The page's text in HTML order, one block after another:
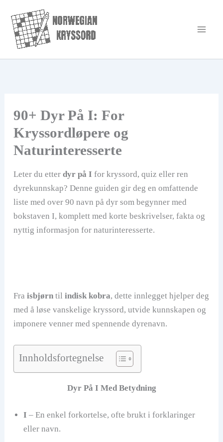
rett
innholdet
90+ Dyr På I: For
Kryssordløpere og
Naturinteresserte
Leter du etter dyr på I for kryssord, quiz eller ren
dyrekunnskap? Denne guiden gir deg en omfattende
liste med over 90 navn på dyr som begynner med
bokstaven I, komplett med korte beskrivelser, fakta og
nyttig informasjon for naturinteresserte.
Fra isbjørntil indisk kobra, dette innlegget hjelper deg
med å løse vanskelige kryssord, utvide kunnskapen og
imponere venner med spennende dyrenavn.
Innholdsfortegnelse
Dyr På I Med Betydning
I – En enkel forkortelse, ofte brukt i forklaringer
eller navn.